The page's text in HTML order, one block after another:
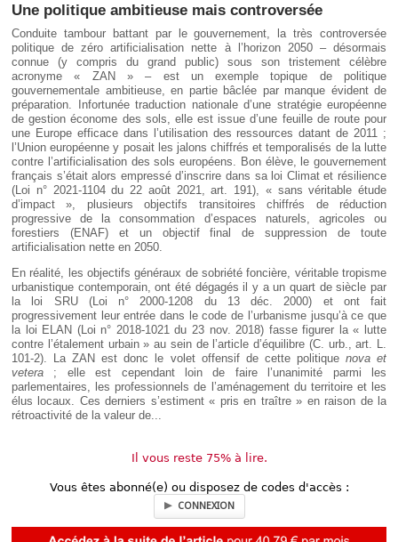
Une politique ambitieuse mais controversée
Conduite tambour battant par le gouvernement, la très controversée
politique de zéro artificialisation nette à l’horizon 2050 – désormais
connue (y compris du grand public) sous son tristement célèbre
acronyme « ZAN » – est un exemple topique de politique
gouvernementale ambitieuse, en partie bâclée par manque évident de
préparation. Infortunée traduction nationale d’une stratégie européenne
de gestion économe des sols, elle est issue d’une feuille de route pour
une Europe efficace dans l’utilisation des ressources datant de 2011 ;
l’Union européenne y posait les jalons chiffrés et temporalisés de la lutte
contre l’artificialisation des sols européens. Bon élève, le gouvernement
français s’était alors empressé d’inscrire dans sa loi Climat et résilience
(Loi n° 2021-1104 du 22 août 2021, art. 191), « sans véritable étude
d’impact », plusieurs objectifs transitoires chiffrés de réduction
progressive de la consommation d’espaces naturels, agricoles ou
forestiers (ENAF) et un objectif final de suppression de toute
artificialisation nette en 2050.
En réalité, les objectifs généraux de sobriété foncière, véritable tropisme
urbanistique contemporain, ont été dégagés il y a un quart de siècle par
la loi SRU (Loi n° 2000-1208 du 13 déc. 2000) et ont fait
progressivement leur entrée dans le code de l’urbanisme jusqu’à ce que
la loi ELAN (Loi n° 2018-1021 du 23 nov. 2018) fasse figurer la « lutte
contre l’étalement urbain » au sein de l’article d’équilibre (C. urb., art. L.
101-2). La ZAN est donc le volet offensif de cette politique nova et
vetera ; elle est cependant loin de faire l’unanimité parmi les
parlementaires, les professionnels de l’aménagement du territoire et les
élus locaux. Ces derniers s’estiment « pris en traître » en raison de la
rétroactivité de la valeur de...
Il vous reste 75% à lire.
Vous êtes abonné(e) ou disposez de codes d'accès :
CONNEXION